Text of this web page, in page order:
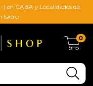
en CABA y Localidades de
Isidro
0